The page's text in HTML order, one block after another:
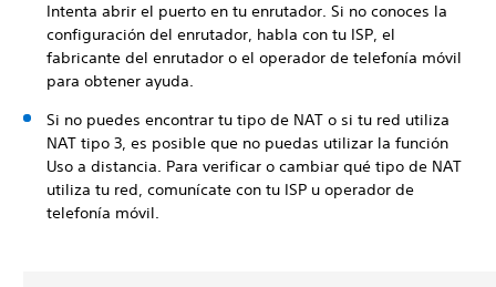
Intenta abrir el puerto en tu enrutador. Si no conoces la
configuración del enrutador, habla con tu ISP, el
fabricante del enrutador o el operador de telefonía móvil
para obtener ayuda.
Si no puedes encontrar tu tipo de NAT o si tu red utiliza
NAT tipo 3, es posible que no puedas utilizar la función
Uso a distancia. Para verificar o cambiar qué tipo de NAT
utiliza tu red, comunícate con tu ISP u operador de
telefonía móvil.